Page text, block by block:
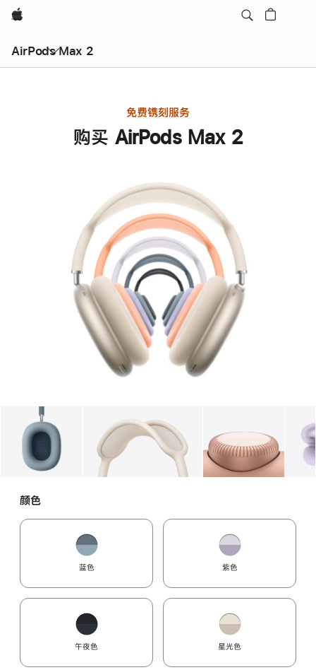
Apple
AirPods Max 2
免费镌刻服务
购买 AirPods Max 2
图库 1 图库 图像 图库 图像
颜色
蓝色 紫色
午夜色 星光色